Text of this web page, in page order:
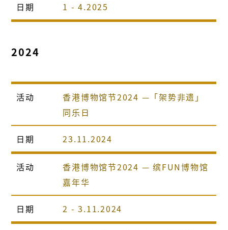
日期 1 - 4.2025
2024
活动
香港博物馆节2024 —「架势非遗」
同乐日
日期 23.11.2024
活动
香港博物馆节2024 — 缤FUN博物馆
嘉年华
日期 2 - 3.11.2024